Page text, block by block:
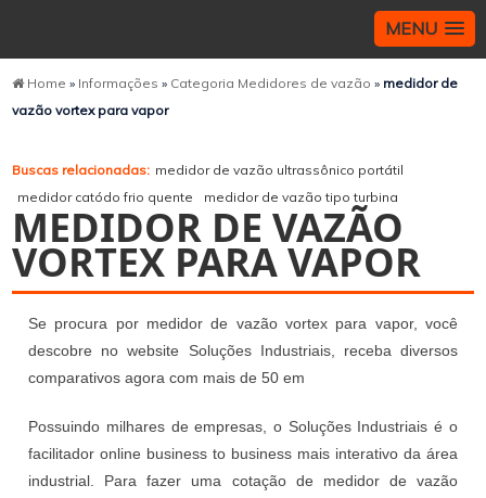
MENU
Home » Informações» Categoria Medidores de vazão» medidor de
vazão vortex para vapor
Buscas relacionadas: medidor de vazão ultrassônico portátil
medidor catódo frio quente
medidor de vazão tipo turbina
MEDIDOR DE VAZÃO
VORTEX PARA VAPOR
Se procura por medidor de vazão vortex para vapor, você
descobre no website Soluções Industriais, receba diversos
comparativos agora com mais de 50 em
Possuindo milhares de empresas, o Soluções Industriais é o
facilitador online business to business mais interativo da área
industrial. Para fazer uma cotação de medidor de vazão